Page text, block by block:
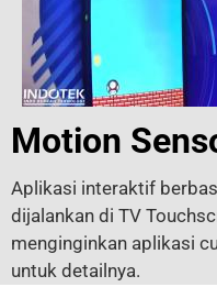
Motion
Aplikasi interaktif
dijalankan di TV
menginginkan aplikasi
untuk detailnya.